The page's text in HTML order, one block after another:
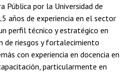
Pública por la Universidad de
años de experiencia en el sector
perfil técnico y estratégico en
de riesgos y fortalecimiento
con experiencia en docencia en
particularmente en